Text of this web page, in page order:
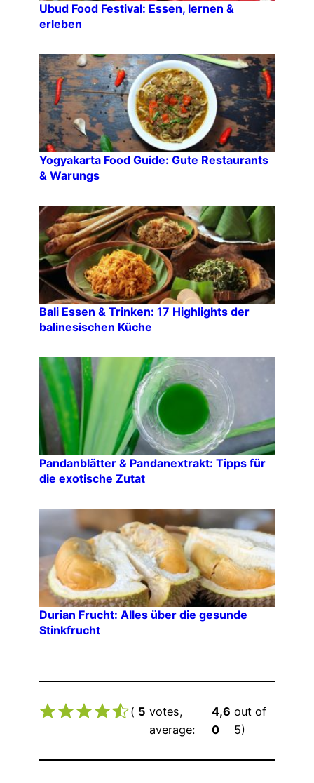
Ubud Food Festival: Essen, lernen &
erleben
Yogyakarta Food Guide: Gute Restaurants
& Warungs
Bali Essen & Trinken: 17 Highlights der
balinesischen Küche
Pandanblätter & Pandanextrakt: Tipps für
die exotische Zutat
Durian Frucht: Alles über die gesunde
Stinkfrucht
( 5 votes,
average:
4,6
0
out of
5)